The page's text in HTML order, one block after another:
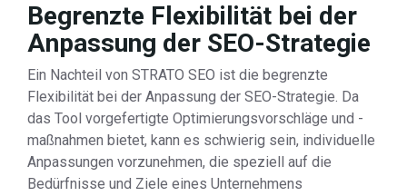
Begrenzte Flexibilität bei der
Anpassung der SEO-Strategie
Ein Nachteil von STRATO SEO ist die begrenzte
Flexibilität bei der Anpassung der SEO-Strategie. Da
das Tool vorgefertigte Optimierungsvorschläge und -
maßnahmen bietet, kann es schwierig sein, individuelle
Anpassungen vorzunehmen, die speziell auf die
Bedürfnisse und Ziele eines Unternehmens